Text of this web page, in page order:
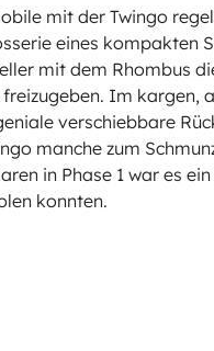
mit der Twingo
eines kompakten
mit dem Rhombus
Im
verschiebbare
manche zum
in Phase 1 war es
konnten.